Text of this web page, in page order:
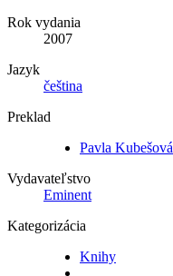
Rok vydania
2007
Jazyk
čeština
Preklad
Pavla Kubešová
Vydavateľstvo
Eminent
Kategorizácia
Knihy